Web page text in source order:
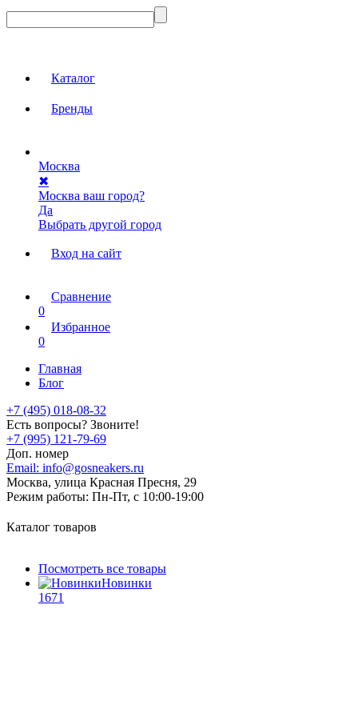
Каталог
Бренды
Москва
✖
Москва ваш город?
Да
Выбрать другой город
Вход на сайт
Сравнение
0
Избранное
0
Главная
Блог
+7 (495) 018-08-32
Есть вопросы? Звоните!
+7 (995) 121-79-69
Доп. номер
Email: info@gosneakers.ru
Москва, улица Красная Пресня, 29
Режим работы: Пн-Пт, с 10:00-19:00
Каталог товаров
Посмотреть все товары
Новинки
1671